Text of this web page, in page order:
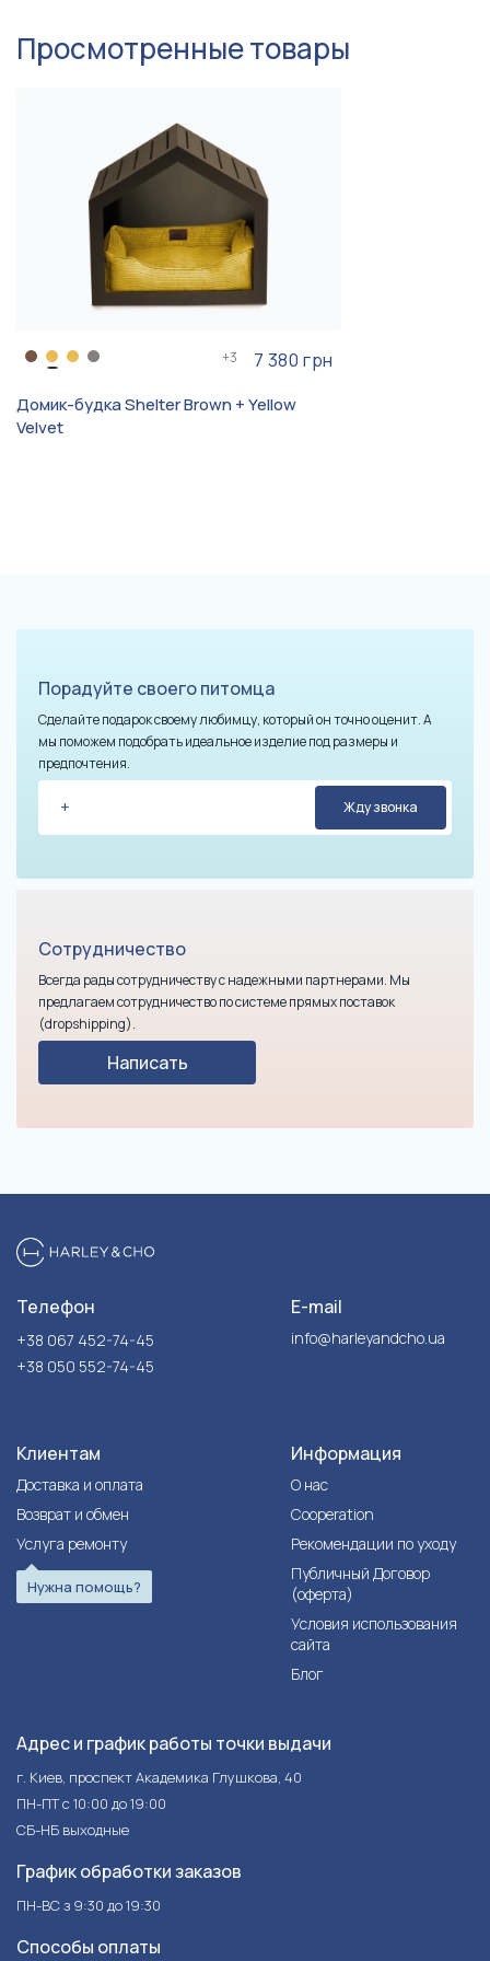
уайт-терьер, Минибуль,
Миттельшнауцер,
Пти-брабансон, Мальтипу
Особенность
Разборные, Для мерзляков,
Легко чистить шерсть, Для
мерзляков, Для линяющих
Просмотренные товары
+3 7 380 грн
Домик-будка Shelter Brown + Yellow
Velvet
Порадуйте своего питомца
Сделайте подарок своему любимцу, который он точно оценит. А
мы поможем подобрать идеальное изделие под размеры и
предпочтения.
Сотрудничество
Всегда рады сотрудничеству с надежными партнерами. Мы
предлагаем сотрудничество по системе прямых поставок
(dropshipping).
Написать
Телефон
+38 067 452-74-45
+38 050 552-74-45
E-mail
info@harleyandcho.ua
Клиентам
Доставка и оплата
Возврат и обмен
Услуга ремонту
Нужна помощь?
Информация
О нас
Cooperation
Рекомендации по уходу
Публичный Договор
(оферта)
Условия использования
сайта
Блог
Адрес и график работы точки выдачи
г. Киев, проспект Академика Глушкова, 40
ПН-ПТ с 10:00 до 19:00
СБ-НБ выходные
График обработки заказов
ПН-ВС з 9:30 до 19:30
Способы оплаты